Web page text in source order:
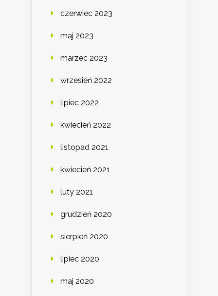
czerwiec 2023
maj 2023
marzec 2023
wrzesień 2022
lipiec 2022
kwiecień 2022
listopad 2021
kwiecień 2021
luty 2021
grudzień 2020
sierpień 2020
lipiec 2020
maj 2020